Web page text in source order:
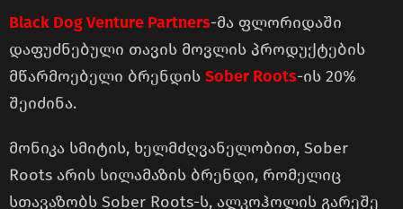
Black Dog Venture Partners-მა ფლორიდაში
დაფუძნებული თავის მოვლის პროდუქტების
მწარმოებელი ბრენდის Sober Roots-ის 20%
შეიძინა.
მონიკა სმიტის, ხელმძღვანელობით, Sober
Roots არის სილამაზის ბრენდი, რომელიც
სთავაზობს Sober Roots-ს, ალკოჰოლის გარეშე